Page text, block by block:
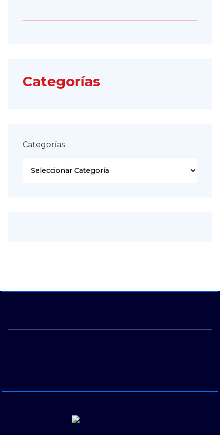
Categorías
Categorías